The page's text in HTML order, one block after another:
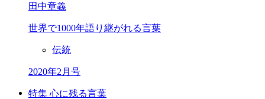
田中章義
世界で1000年語り継がれる言葉
伝統
2020年2月号
特集 心に残る言葉